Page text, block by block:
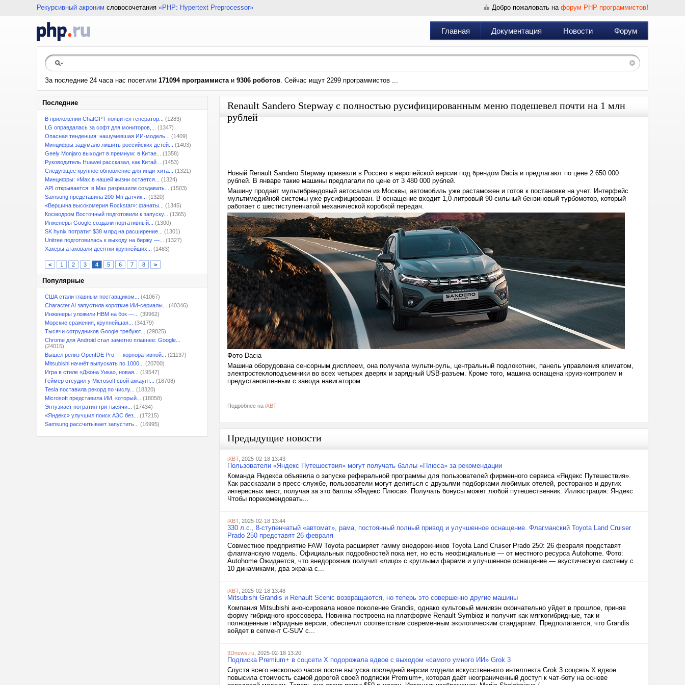
Рекурсивный акроним словосочетания «PHP: Hypertext Preprocessor» Добро пожаловать на форум PHP программистов!
Главная Документация Новости Форум
За последние 24 часа нас посетили 171094 программистаи 9306 роботов. Сейчас ищут 2299 программистов ...
Последние
В приложении ChatGPT появится генератор...
(1283)
LG оправдалась за софт для мониторов,...
(1347)
Опасная тенденция: нашумевшая ИИ-модель...
(1409)
Минцифры задумало лишить российских детей...
(1403)
Geely Monjaro выходит в премиум: в Китае...
(1358)
Руководитель Huawei рассказал, как Китай...
(1453)
Следующее крупное обновление для инди-хита...
(1321)
Минцифры: «Max в нашей жизни остается...
(1324)
API открывается: в Max разрешили создавать...
(1503)
Samsung представила 200-Мп датчик...
(1320)
«Вершина высокомерия Rockstar»: фанаты...
(1345)
Космодром Восточный подготовили к запуску...
(1365)
Инженеры Google создали портативный...
(1300)
SK hynix потратит $38 млрд на расширение...
(1301)
Unitree подготовилась к выходу на биржу —...
(1327)
Хакеры атаковали десятки крупнейших...
(1483)
< 1 2 3 4 5 6 7 8 >
Популярные
США стали главным поставщиком...
(41067)
Character.AI запустила короткие ИИ-сериалы...
(40346)
Инженеры уложили HBM на бок —...
(39962)
Морские сражения, крупнейшая...
(34179)
Тысячи сотрудников Google требуют...
(29825)
Chrome для Android стал заметно плавнее: Google...
(24015)
Вышел релиз OpenIDE Pro — корпоративной...
(21137)
Mitsubishi начнёт выпускать по 1000...
(20700)
Игра в стиле «Джона Уика», новая...
(19547)
Геймер отсудил у Microsoft свой аккаунт...
(18708)
Tesla поставила рекорд по числу...
(18320)
Microsoft представила ИИ, который...
(18058)
Энтузиаст потратил три тысячи...
(17434)
«Яндекс» улучшил поиск АЗС без...
(17215)
Samsung рассчитывает запустить...
(16995)
Renault Sandero Stepway с полностью русифицированным меню подешевел почти на 1 млн
рублей
Новый Renault Sandero Stepway привезли в Россию в европейской версии под брендом Dacia и предлагают по цене 2 650 000
рублей. В январе такие машины предлагали по цене от 3 480 000 рублей.
Машину продаёт мультибрендовый автосалон из Москвы, автомобиль уже растаможен и готов к постановке на учет. Интерфейс
мультимедийной системы уже русифицирован. В оснащение входит 1,0-литровый 90-сильный бензиновый турбомотор, который
работает с шестиступенчатой механической коробкой передач.
Фото Dacia
Машина оборудована сенсорным дисплеем, она получила мульти-руль, центральный подлокотник, панель управления климатом,
электростеклоподъемники во всех четырех дверях и зарядный USB-разъем. Кроме того, машина оснащена круиз-контролем и
предустановленным с завода навигатором.
Подробнее на iXBT
Предыдущие новости
iXBT, 2025-02-18 13:43
Пользователи «Яндекс Путешествия» могут получать баллы «Плюса» за рекомендации
Команда Яндекса объявила о запуске реферальной программы для пользователей фирменного сервиса «Яндекс Путешествия».
Как рассказали в пресс-службе, пользователи могут делиться с друзьями подборками любимых отелей, ресторанов и других
интересных мест, получая за это баллы «Яндекс Плюса». Получать бонусы может любой путешественник. Иллюстрация: Яндекс
Чтобы порекомендовать...
iXBT, 2025-02-18 13:44
330 л.с., 8-ступенчатый «автомат», рама, постоянный полный привод и улучшенное оснащение. Флагманский Toyota Land Cruiser
Prado 250 представят 26 февраля
Совместное предприятие FAW Toyota расширяет гамму внедорожников Toyota Land Cruiser Prado 250: 26 февраля представят
флагманскую модель. Официальных подробностей пока нет, но есть неофициальные — от местного ресурса Autohome. Фото:
Autohome Ожидается, что внедорожник получит «лицо» с круглыми фарами и улучшенное оснащение — акустическую систему с
10 динамиками, два экрана с...
iXBT, 2025-02-18 13:48
Mitsubishi Grandis и Renault Scenic возвращаются, но теперь это совершенно другие машины
Компания Mitsubishi анонсировала новое поколение Grandis, однако культовый минивэн окончательно уйдет в прошлое, приняв
форму гибридного кроссовера. Новинка построена на платформе Renault Symbioz и получит как мягкогибридные, так и
полноценные гибридные версии, обеспечит соответствие современным экологическим стандартам. Предполагается, что Grandis
войдет в сегмент C-SUV с...
3Dnews.ru , 2025-02-18 13:20
Подписка Premium+ в соцсети X подорожала вдвое с выходом «самого умного ИИ» Grok 3
Спустя всего несколько часов после выпуска последней версии модели искусственного интеллекта Grok 3 соцсеть X вдвое
повысила стоимость самой дорогой своей подписки Premium+, которая даёт неограниченный доступ к чат-боту на основе